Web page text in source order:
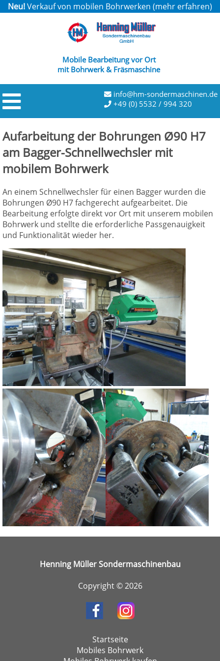
Neu!Verkauf von mobilen Bohrwerken (mehr erfahren)
Mobile Bearbeitung vor Ort
mit Bohrwerk & Fräsmaschine
info@hm-sondermaschinen.de
+49 (0) 5532 / 994 320
Aufarbeitung der Bohrungen Ø90 H7
am Bagger-Schnellwechsler mit
mobilem Bohrwerk
An einem Schnellwechsler für einen Bagger wurden die
Bohrungen Ø90 H7 fachgerecht aufgearbeitet. Die
Bearbeitung erfolgte direkt vor Ort mit unserem mobilen
Bohrwerk und stellte die erforderliche Passgenauigkeit
und Funktionalität wieder her.
Henning Müller Sondermaschinenbau
Copyright © 2026
Startseite
Mobiles Bohrwerk